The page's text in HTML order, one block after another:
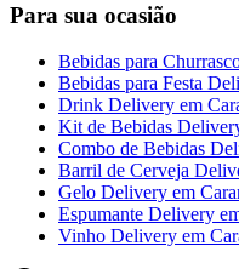
Para sua ocasião
Bebidas para
Bebidas para Festa
Drink Delivery em
Kit de Bebidas
Combo de Bebidas
Barril de Cerveja
Gelo Delivery em
Espumante Delivery
Vinho Delivery em